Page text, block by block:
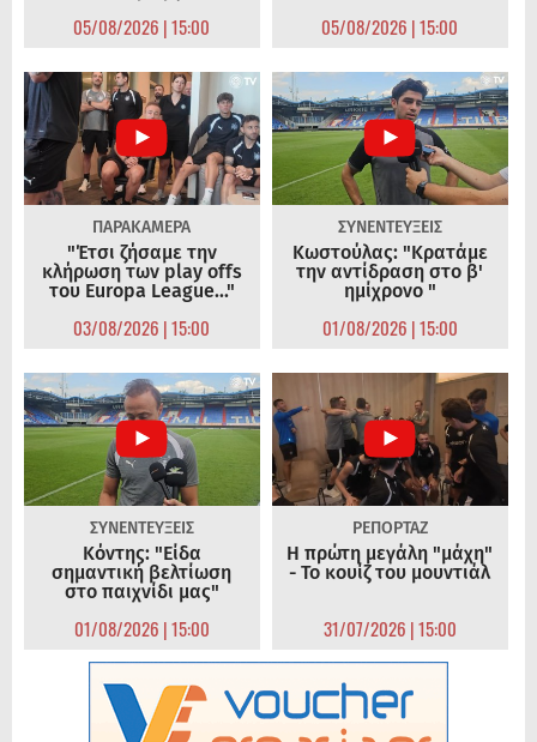
05/08/2026 | 15:00 05/08/2026 | 15:00
ΠΑΡΑΚΑΜΕΡΑ
"Έτσι ζήσαμε την
κλήρωση των play offs
του Europa League..."
03/08/2026 | 15:00
ΣΥΝΕΝΤΕΥΞΕΙΣ
Κωστούλας: "Κρατάμε
την αντίδραση στο β'
ημίχρονο "
01/08/2026 | 15:00
ΣΥΝΕΝΤΕΥΞΕΙΣ
Κόντης: "Είδα
σημαντική βελτίωση
στο παιχνίδι μας"
01/08/2026 | 15:00
ΡΕΠΟΡΤΑΖ
Η πρώτη μεγάλη "μάχη"
- Το κουίζ του μουντιάλ
31/07/2026 | 15:00